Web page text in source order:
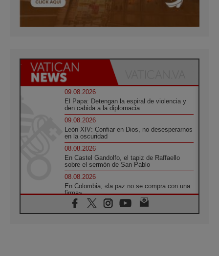
09.08.2026
El Papa: Detengan la espiral de violencia y
den cabida a la diplomacia
09.08.2026
León XIV: Confiar en Dios, no desesperarnos
en la oscuridad
08.08.2026
En Castel Gandolfo, el tapiz de Raffaello
sobre el sermón de San Pablo
08.08.2026
En Colombia, «la paz no se compra con una
firma»
08.08.2026
En Venezuela celebraron los 416 años del